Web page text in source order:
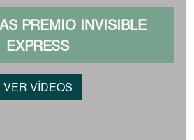
PREMIO INVISIBLE
EXPRESS
VER VÍDEOS